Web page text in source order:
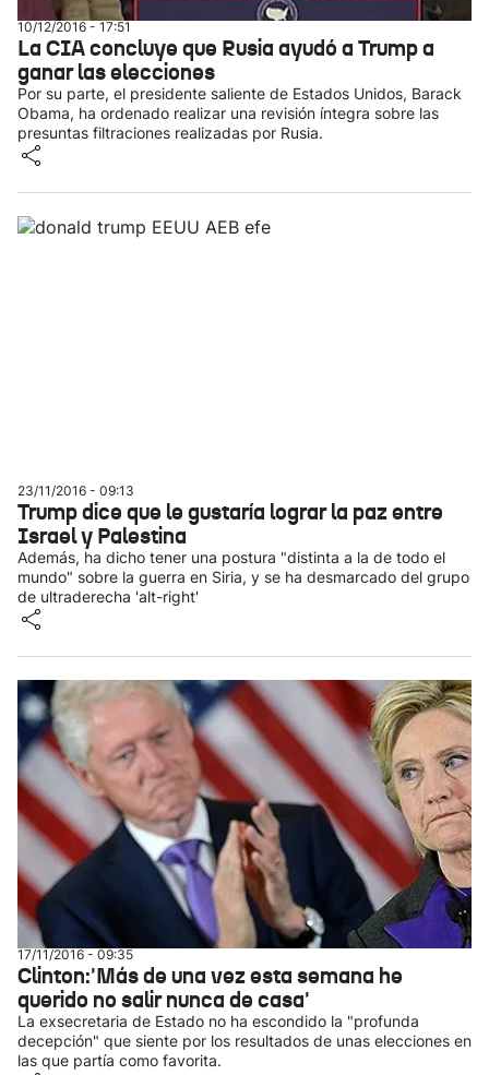
10/12/2016 - 17:51
La CIA concluye que Rusia ayudó a Trump a
ganar las elecciones
Por su parte, el presidente saliente de Estados Unidos, Barack
Obama, ha ordenado realizar una revisión íntegra sobre las
presuntas filtraciones realizadas por Rusia.
23/11/2016 - 09:13
Trump dice que le gustaría lograr la paz entre
Israel y Palestina
Además, ha dicho tener una postura "distinta a la de todo el
mundo" sobre la guerra en Siria, y se ha desmarcado del grupo
de ultraderecha 'alt-right'
17/11/2016 - 09:35
Clinton:'Más de una vez esta semana he
querido no salir nunca de casa'
La exsecretaria de Estado no ha escondido la "profunda
decepción" que siente por los resultados de unas elecciones en
las que partía como favorita.